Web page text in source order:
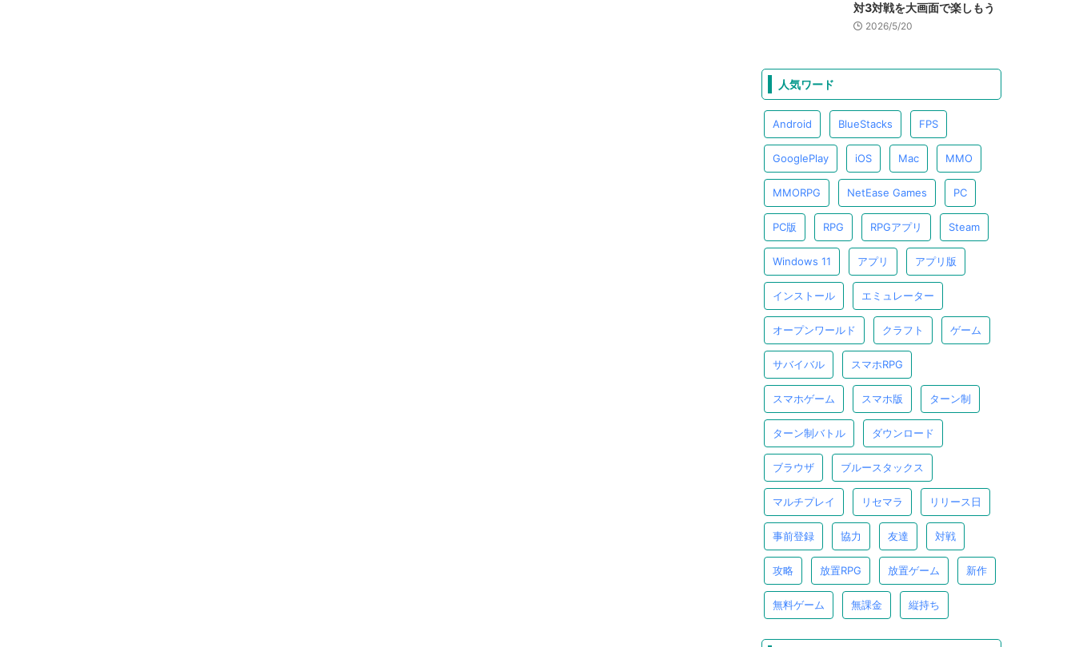
対3対戦を大画面で楽しもう
2026/5/20
人気ワード
Android BlueStacks FPS
GooglePlay iOS Mac MMO
MMORPG NetEase Games PC
PC版 RPG RPGアプリ Steam
Windows 11 アプリ アプリ版
インストール エミュレーター
オープンワールド クラフト ゲーム
サバイバル スマホRPG
スマホゲーム スマホ版 ターン制
ターン制バトル ダウンロード
ブラウザ ブルースタックス
マルチプレイ リセマラ リリース日
事前登録 協力 友達 対戦
攻略 放置RPG 放置ゲーム 新作
無料ゲーム 無課金 縦持ち